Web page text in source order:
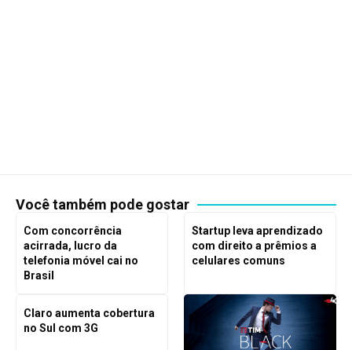
Você também pode gostar
Com concorrência
acirrada, lucro da
telefonia móvel cai no
Brasil
Startup leva aprendizado
com direito a prêmios a
celulares comuns
Claro aumenta cobertura
no Sul com 3G